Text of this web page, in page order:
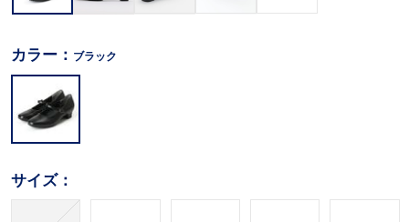
カラー： ブラック
サイズ：